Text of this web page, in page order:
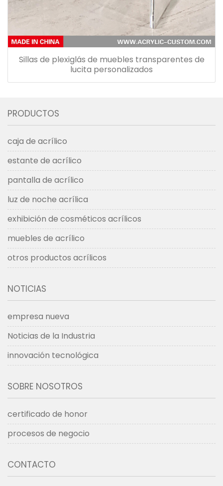
Sillas de plexiglás de muebles transparentes de
lucita personalizados
PRODUCTOS
caja de acrílico
estante de acrílico
pantalla de acrílico
luz de noche acrílica
exhibición de cosméticos acrílicos
muebles de acrílico
otros productos acrílicos
NOTICIAS
empresa nueva
Noticias de la Industria
innovación tecnológica
SOBRE NOSOTROS
certificado de honor
procesos de negocio
CONTACTO